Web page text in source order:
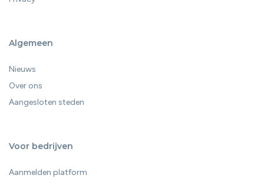
Algemeen
Nieuws
Over ons
Aangesloten steden
Voor bedrijven
Aanmelden platform